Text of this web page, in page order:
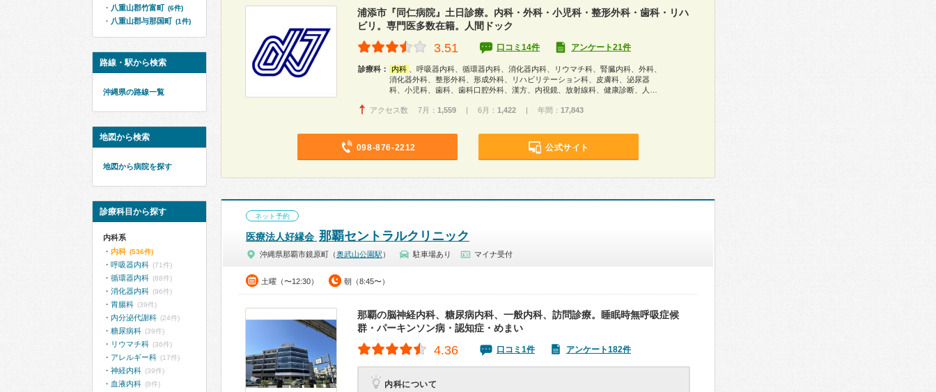
浦添市『同仁病院』土日診療。内科・外科・小児科・整形外科・歯科・リハ
ビリ。専門医多数在籍。人間ドック
3.51 口コミ14件 アンケート21件
診療科： 内科
、呼吸器内科、循環器内科、消化器内科、リウマチ科、腎臓内科、外科、
消化器外科、整形外科、形成外科、リハビリテーション科、皮膚科、泌尿器
科、小児科、歯科、歯科口腔外科、漢方、内視鏡、放射線科、健康診断、人…
アクセス数 7月： 1,559 | 6月： 1,422 | 年間： 17,843
098-876-2212 公式サイト
ネット予約
医療法人好縁会 那覇セントラルクリニック
沖縄県那覇市鏡原町（奥武山公園駅 ） 駐車場あり マイナ受付
土曜（〜12:30） 朝（8:45〜）
那覇の脳神経内科、糖尿病内科、一般内科、訪問診療。睡眠時無呼吸症候
群・パーキンソン病・認知症・めまい
4.36 口コミ1件 アンケート182件
内科について
八重山郡竹富町 (6件)
八重山郡与那国町 (1件)
路線・駅から検索
沖縄県の路線一覧
地図から検索
地図から病院を探す
診療科目から探す
内科系
内科 (536件)
呼吸器内科 (71件)
循環器内科 (88件)
消化器内科 (96件)
胃腸科 (39件)
内分泌代謝科 (24件)
糖尿病科 (39件)
リウマチ科 (36件)
アレルギー科 (17件)
神経内科 (39件)
血液内科 (8件)